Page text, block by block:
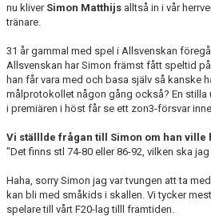
nu kliver Simon Matthijs alltså in i vår
tränare.
31 år gammal med spel i Allsvenskan
Allsvenskan har Simon främst fått speltid
han får vara med och basa själv så kanske
målprotokollet någon gång också? En stilla
i premiären i höst får se ett zon3-försvar
Vi ställlde frågan till Simon om han ville
"Det finns stl 74-80 eller 86-92, vilken ska jag
Haha, sorry Simon jag var tvungen att ta
kan bli med småkids i skallen. Vi tycker
spelare till vårt F20-lag tilll framtiden.